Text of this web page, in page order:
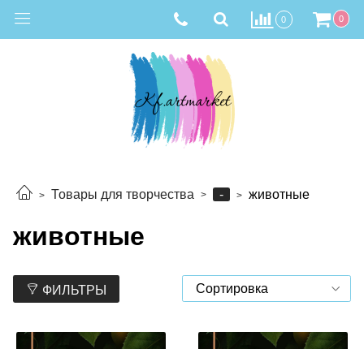
0 0
Товары для творчества - животные
животные
ФИЛЬТРЫ